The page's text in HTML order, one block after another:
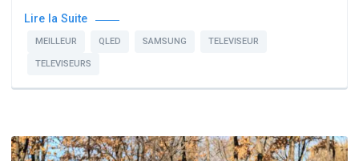
Lire la Suite
MEILLEUR QLED SAMSUNG TELEVISEUR
TELEVISEURS